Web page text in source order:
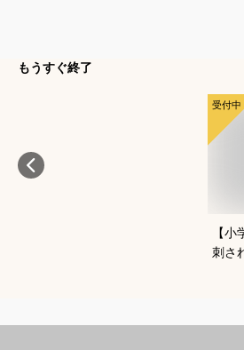
もうすぐ終了
受付中
【
刺さ